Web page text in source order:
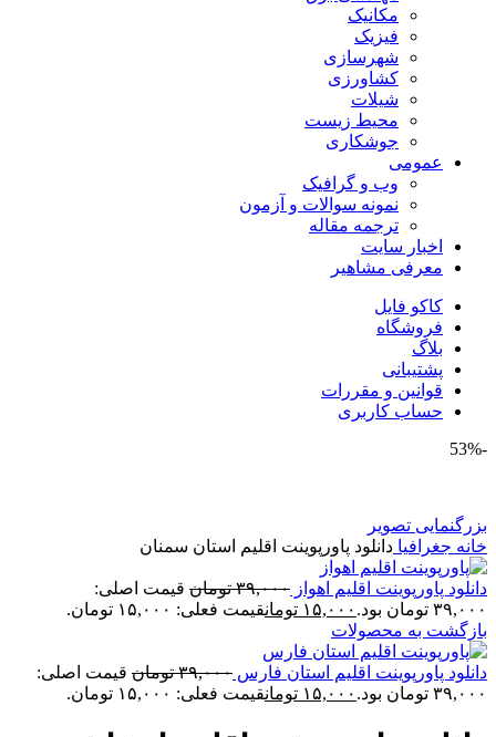
مکانیک
فیزیک
شهرسازی
کشاورزی
شیلات
محیط زیست
جوشکاری
عمومی
وب و گرافیک
نمونه سوالات و آزمون
ترجمه مقاله
اخبار سایت
معرفی مشاهیر
کاکو فایل
فروشگاه
بلاگ
پشتیبانی
قوانین و مقررات
حساب کاربری
-53%
بزرگنمایی تصویر
خانه جغرافیا دانلود پاورپوینت اقلیم استان سمنان
دانلود پاورپوینت اقلیم اهواز ۳۹,۰۰۰ تومان قیمت اصلی:
۳۹,۰۰۰ تومان بود.
۱۵,۰۰۰ تومانقیمت فعلی: ۱۵,۰۰۰ تومان.
بازگشت به محصولات
دانلود پاورپوینت اقلیم استان فارس ۳۹,۰۰۰ تومان قیمت اصلی:
۳۹,۰۰۰ تومان بود.
۱۵,۰۰۰ تومانقیمت فعلی: ۱۵,۰۰۰ تومان.